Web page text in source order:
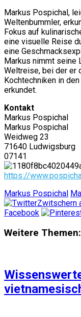
Markus Pospichal,
Weltenbummler,
Fokus auf
eine visuelle Reise
eine
Markus nimmt seine
Weltreise, bei der er
Kochtechniken in
erkundet.
Kontakt
Markus Pospichal
Markus Pospichal
Weidweg 23
71640 Ludwigsburg
07141
https://
Markus Pospichal
Zwitschern
Facebook
Weitere Themen: